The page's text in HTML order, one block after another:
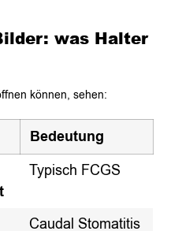
was Halter
können, sehen:
Bedeutung
Typisch FCGS
Caudal Stomatitis